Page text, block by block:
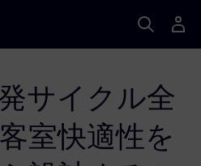
サイクル全
室快適性を